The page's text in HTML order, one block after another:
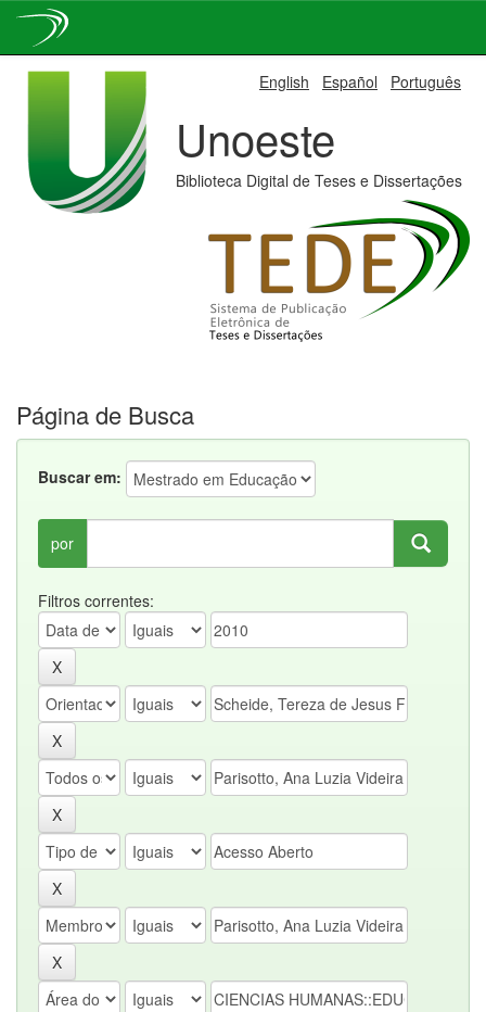
English Español Português
Unoeste
Biblioteca Digital de Teses e Dissertações
Página de Busca
Buscar em:
por
Filtros correntes: